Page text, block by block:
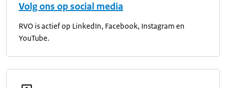
Volg ons op social media
RVO is actief op LinkedIn, Facebook, Instagram en
YouTube.